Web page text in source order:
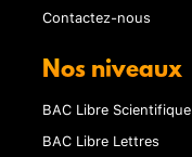
Contactez-nous
Nos niveaux
BAC Libre Scientifique
BAC Libre Lettres